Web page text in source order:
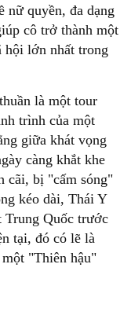
nữ quyền, đa dạng
cô trở thành một
hội lớn nhất trong
là một tour
trình của một
giữa khát vọng
càng khắt khe
cãi, bị "cấm sóng"
kéo dài, Thái Y
Trung Quốc trước
tại, đó có lẽ là
"Thiên hậu"